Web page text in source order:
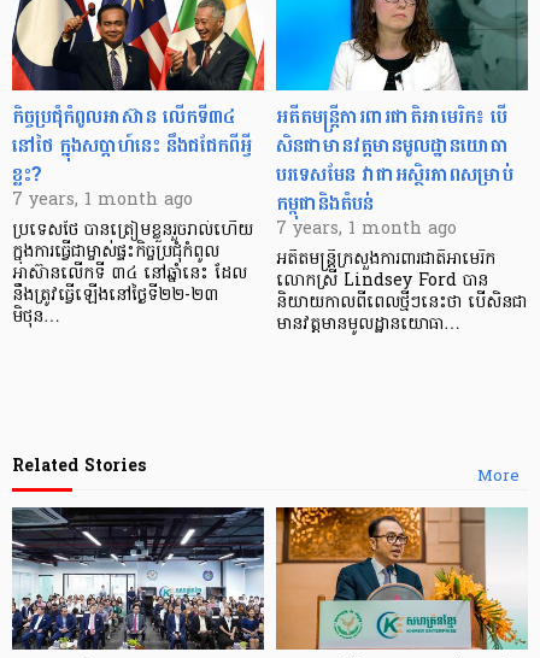
កិច្ចប្រជុំកំពូលអាស៊ាន លើកទី៣៤
នៅថៃ ក្នុង​សប្ដាហ៍នេះ នឹងជជែកពីអ្វី
ខ្លះ?
7 years, 1 month ago
ប្រទេសថៃ បានត្រៀមខ្លួនរួចរាល់ហើយ
ក្នុងការធ្វើជាម្ចាស់ផ្ទះកិច្ចប្រជុំកំពូល
អាស៊ានលើកទី ៣៤ នៅឆ្នាំនេះ ដែល
នឹងត្រូវធ្វើឡើងនៅថ្ងៃទី​២២-២៣
មិថុន…
អតីត​មន្រ្តី​ការពារ​ជាតិ​អាមេរិក៖ បើ​
សិន​ជា​មាន​វត្តមាន​មូលដ្ឋាន​យោធា​
បរទេស​មែន វា​ជា​អស្ថិរភាព​សម្រាប់​
កម្ពុជា​និង​តំបន់
7 years, 1 month ago
អតីត​មន្រ្តី​ក្រសួង​ការពារ​ជាតិ​អាមេរិក
លោកស្រី Lindsey Ford បាន​
និយាយ​កាល​ពី​ពេល​ថ្មីៗ​នេះ​ថា បើ​សិន​ជា​
មាន​វត្តមាន​មូលដ្ឋាន​យោធា​…
More
Related Stories